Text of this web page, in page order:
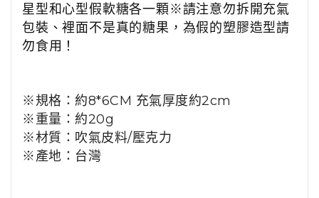
星型和心型假軟糖各一顆※請注意勿拆開充氣
包裝、裡面不是真的糖果，為假的塑膠造型請
勿食用！
※規格： 約8*6CM 充氣厚度約2cm
※重量：約20g
※材質：吹氣皮料/壓克力
※產地：台灣